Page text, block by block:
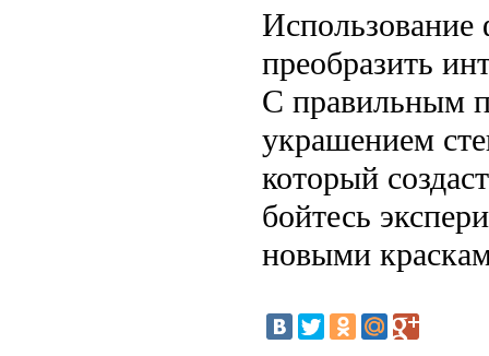
преобразить
С правильным
украшением
который
бойтесь
новыми